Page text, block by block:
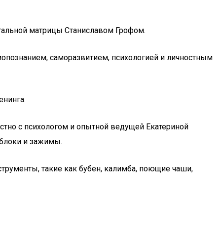
матрицы Станиславом Грофом.
саморазвитием, психологией и личностным
с психологом и опытной ведущей Екатериной
блоки и зажимы.
такие как бубен, калимба, поющие чаши,